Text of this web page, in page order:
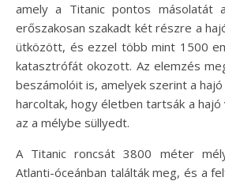
amely a Titanic pontos másolatát
erőszakosan szakadt két részre a
ütközött, és ezzel több mint 1500
katasztrófát okozott. Az elemzés
beszámolóit is, amelyek szerint a
harcoltak, hogy életben tartsák a
az a mélybe süllyedt.
A Titanic roncsát 3800 méter
Atlanti-óceánban találták meg, és a